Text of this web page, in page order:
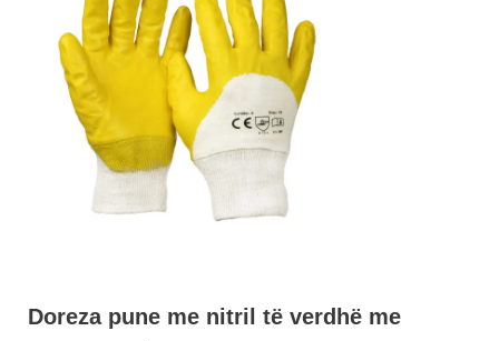
Doreza pune me nitril të verdhë me